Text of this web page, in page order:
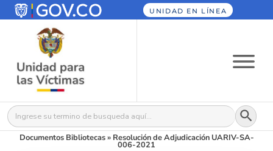
UNIDAD EN LÍNEA
Buscar: Botón
Documentos Bibliotecas» Resolución de Adjudicación UARIV-SA-
006-2021